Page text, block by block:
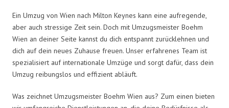
Ein Umzug von Wien nach Milton Keynes kann eine aufregende,
aber auch stressige Zeit sein. Doch mit Umzugsmeister Boehm
Wien an deiner Seite kannst du dich entspannt zurücklehnen und
dich auf dein neues Zuhause freuen. Unser erfahrenes Team ist
spezialisiert auf internationale Umzüge und sorgt dafür, dass dein
Umzug reibungslos und effizient abläuft.
Was zeichnet Umzugsmeister Boehm Wien aus? Zum einen bieten